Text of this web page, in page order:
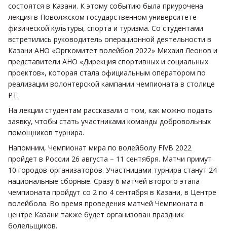
состоятся в Казани. К этому событию была приурочена
лекция в Поволжском государственном университете
физической культуры, спорта и туризма. Со студентами
встретились руководитель операционной деятельности в
Казани АНО «Оргкомитет волейбол 2022» Михаил Леонов и
представители АНО «Дирекция спортивных и социальных
проектов», которая стала официальным оператором по
реализации волонтерской кампании чемпионата в столице
РТ.
На лекции студентам рассказали о том, как можно подать
заявку, чтобы стать участниками команды добровольных
помощников турнира.
Напомним, Чемпионат мира по волейболу FIVB 2022
пройдет в России 26 августа – 11 сентября. Матчи примут
10 городов-организаторов. Участницами турнира станут 24
национальные сборные. Сразу 6 матчей второго этапа
чемпионата пройдут со 2 по 4 сентября в Казани, в Центре
волейбола. Во время проведения матчей Чемпионата в
центре Казани также будет организован праздник
болельщиков.